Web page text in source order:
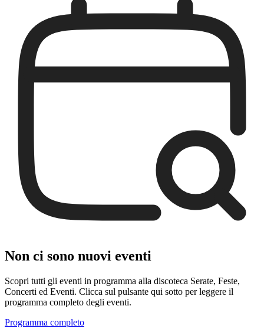
Non ci sono nuovi eventi
Scopri tutti gli eventi in programma alla discoteca Serate, Feste,
Concerti ed Eventi. Clicca sul pulsante qui sotto per leggere il
programma completo degli eventi.
Programma completo